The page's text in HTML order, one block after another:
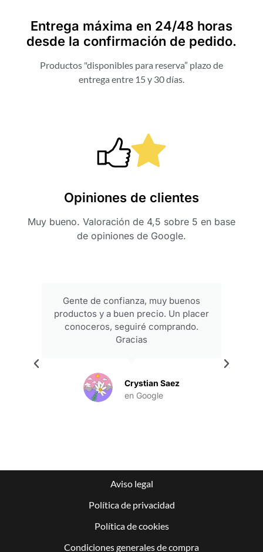
Entrega máxima en 24/48 horas
desde la confirmación de pedido.
Productos "disponibles para reserva” plazo de
entrega entre 15 y 30 días.
Opiniones de clientes
Muy bueno. Valoración de 4,5 sobre 5 en base
de opiniones de Google.
Gente de confianza, muy buenos
productos y a buen precio. Un placer
conoceros, seguiré comprando.
Gracias
Crystian Saez
en Google
Aviso legal
Política de privacidad
Política de cookies
Condiciones generales de compra